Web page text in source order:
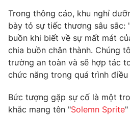
Tư vấn
Chuyên mục khác
Emagazine
Photo
Video
Trong thông cáo, khu nghỉ
bày tỏ sự tiếc thương sâu sắc:
buồn khi biết về sự mất mát
chia buồn chân thành. Chúng
trường an toàn và sẽ hợp tác
chức năng trong quá trình điều
Bức tượng gặp sự cố là một
khắc mang tên "Solemn Sprite